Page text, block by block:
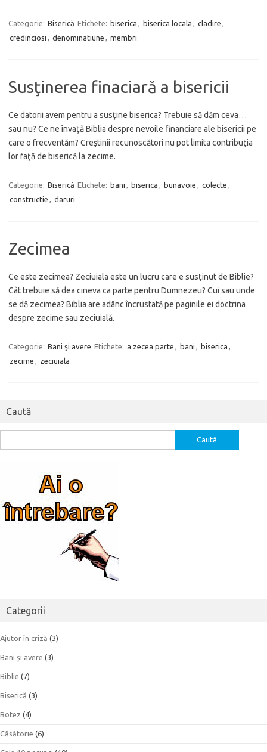
Categorie: Biserică Etichete: biserica biserica locala cladire
credinciosi
denominatiune membri
Susţinerea finaciară a bisericii
Ce datorii avem pentru a susţine biserica? Trebuie să dăm ceva…
sau nu? Ce ne învaţă Biblia despre nevoile financiare ale bisericii pe
care o frecventăm? Creştinii recunoscători nu pot limita contribuţia
lor faţă de biserică la zecime.
Categorie: Biserică Etichete: bani biserica bunavoie colecte
constructie
daruri
Zecimea
Ce este zecimea? Zeciuiala este un lucru care e susţinut de Biblie?
Cât trebuie să dea cineva ca parte pentru Dumnezeu? Cui sau unde
se dă zecimea? Biblia are adânc încrustată pe paginile ei doctrina
despre zecime sau zeciuială.
Categorie: Bani şi avere Etichete: a zecea parte bani biserica
zecime
zeciuiala
Caută
după:
Categorii
Ajutor în criză (3)
Bani şi avere (3)
Biblie (7)
Biserică (3)
Botez (4)
Căsătorie (6)